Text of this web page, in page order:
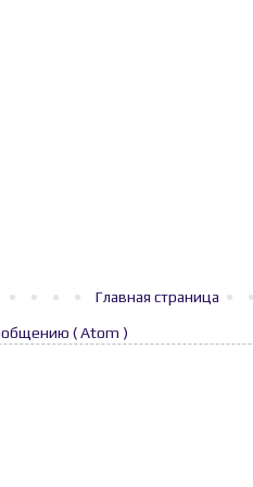
Главная страница
( Atom )